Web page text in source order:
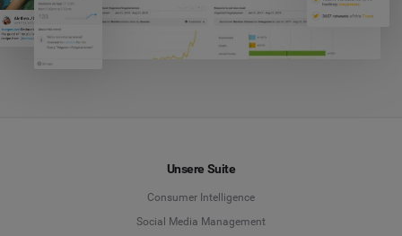
Unsere Suite
Consumer Intelligence
Social Media Management